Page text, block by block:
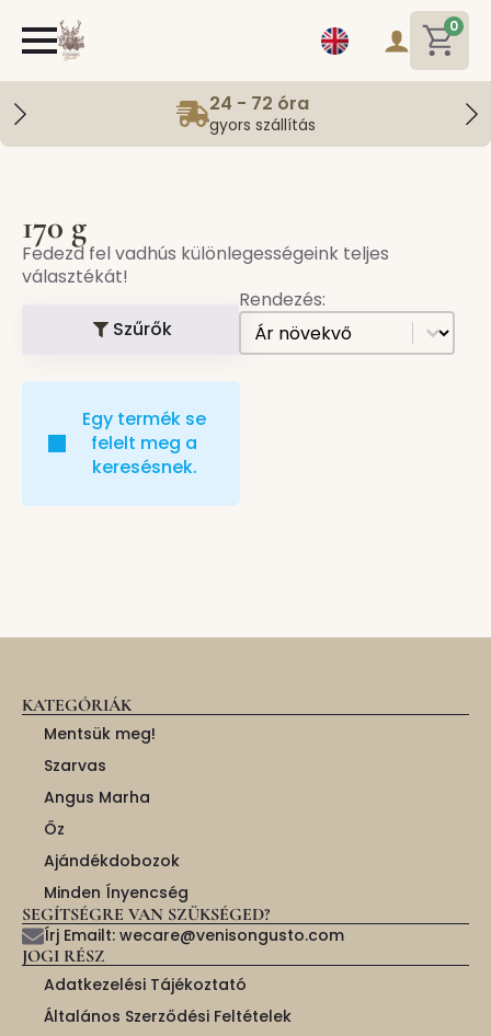
0
24 - 72 óra
gyors szállítás
170 g
Fedezd fel vadhús különlegességeink teljes
választékát!
Szűrők
Rendezés:
[all] Sorting
Sort content
Egy termék se
felelt meg a
keresésnek.
KATEGÓRIÁK
Mentsük meg!
Szarvas
Angus Marha
Őz
Ajándékdobozok
Minden Ínyencség
SEGÍTSÉGRE VAN SZÜKSÉGED?
Írj Emailt: wecare@venisongusto.com
JOGI RÉSZ
Adatkezelési Tájékoztató
Általános Szerződési Feltételek